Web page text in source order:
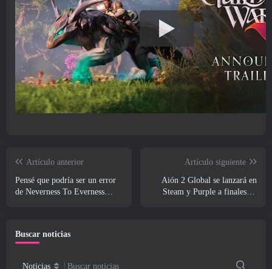
Artículo anterior
Pensé que podría ser un error
de Neverness To Everness
Artículo siguiente
Aión 2 Global se lanzará en
Steam y Purple a finales de
Buscar noticias
Noticias Buscar noticias